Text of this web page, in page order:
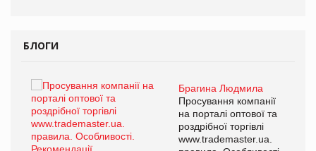
БЛОГИ
Брагина Людмила
Просування компанії
на порталі оптової та
роздрібної торгівлі
www.trademaster.ua.